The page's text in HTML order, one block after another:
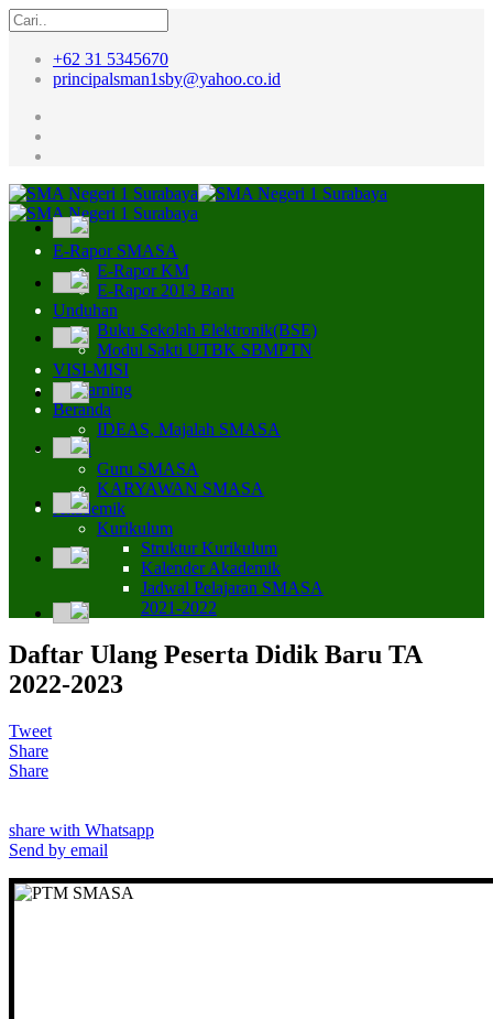
+62 31 5345670
principalsman1sby@yahoo.co.id
E-Rapor SMASA
E-Rapor KM
E-Rapor 2013 Baru
Unduhan
Buku Sekolah Elektronik(BSE)
Modul Sakti UTBK SBMPTN
VISI-MISI
E-Learning
Beranda
IDEAS, Majalah SMASA
Profil
Guru SMASA
KARYAWAN SMASA
Akademik
Kurikulum
Struktur Kurikulum
Kalender Akademik
Jadwal Pelajaran SMASA
2021-2022
Daftar Ulang Peserta Didik Baru TA
2022-2023
Tweet
Share
Share
share with Whatsapp
Send by email